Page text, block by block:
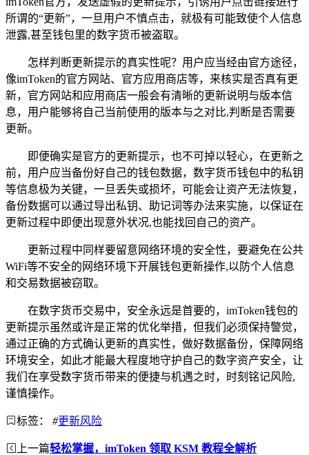
所谓的“更新”，一旦用户不慎点击，就极有可能致使个人信息
泄露,甚至钱包里的数字货币被盗取。
怎样判断更新提示的真实性呢？用户应当经由官方途径，
像imToken的官方网站、官方应用商店等，来核实是否真有更
新，官方网站和应用商店一般会有清晰的更新说明与版本信
息，用户能够将自己当前使用的版本与之对比,判断是否需要
更新。
即便确实是官方的更新提示，也不可掉以轻心，在更新之
前，用户应当备份好自己的钱包数据，数字货币钱包中的私钥
等信息极为关键，一旦丢失或损坏，可能会让资产无法恢复，
备份数据可以通过导出私钥、助记词等办法来实施，以保证在
更新过程中即便出现意外状况,也能找回自己的资产。
更新过程中同样要留意网络环境的安全性，要避免在公共
WiFi等不安全的网络环境下开展钱包更新操作,以防个人信息
和交易数据被窃取。
在数字货币交易中，安全永远是首要的，imToken钱包的
更新提示虽然或许是正常的优化举措，但我们必须保持警觉，
通过正确的方式确认更新的真实性，做好数据备份，保障网络
环境安全，如此才能最大程度地守护自己的数字资产安全，让
我们在享受数字货币带来的便捷与机遇之时，时刻铭记风险,
谨慎操作。
标签： #更新风险
上一篇轻松掌握，imToken 领取 KSM 教程全解析